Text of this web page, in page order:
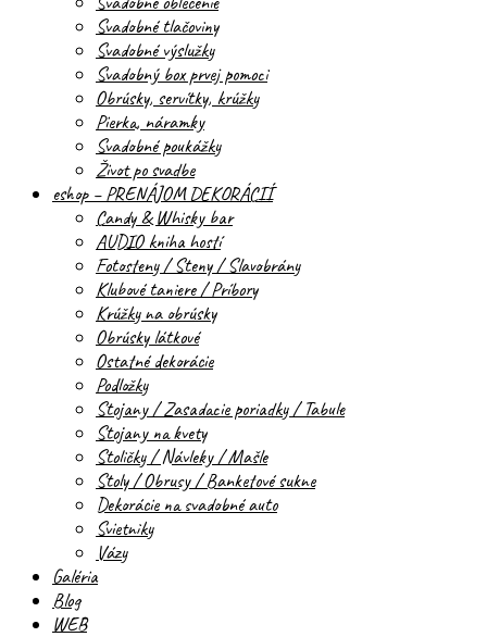
Svadobné tlačoviny
Svadobné výslužky
Svadobný box prvej pomoci
Obrúsky, servítky, krúžky
Pierka, náramky
Svadobné poukážky
Život po svadbe
eshop – PRENÁJOM DEKORÁCIÍ
Candy & Whisky bar
AUDIO kniha hostí
Fotosteny / Steny / Slavobrány
Klubové taniere / Príbory
Krúžky na obrúsky
Obrúsky látkové
Ostatné dekorácie
Podložky
Stojany / Zasadacie poriadky / Tabule
Stojany na kvety
Stoličky / Návleky / Mašle
Stoly / Obrusy / Banketové sukne
Dekorácie na svadobné auto
Svietniky
Vázy
Galéria
Blog
WEB